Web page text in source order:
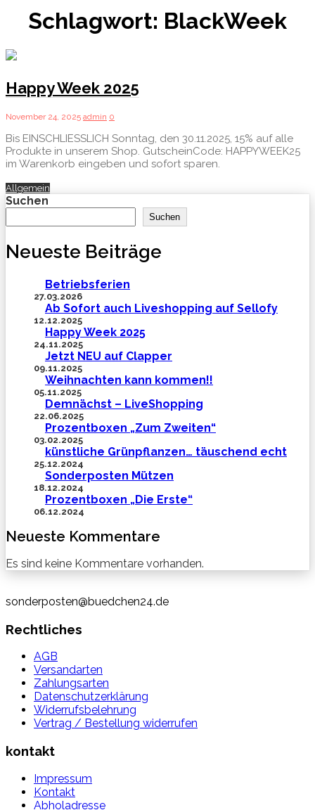
Schlagwort: BlackWeek
Happy Week 2025
November 24, 2025 admin 0
Bis EINSCHLIESSLICH Sonntag, den 30.11.2025, 15% auf alle
Produkte in unserem Shop. GutscheinCode: HAPPYWEEK25
im Warenkorb eingeben und sofort sparen.
Allgemein
Suchen
Suchen
Neueste Beiträge
Betriebsferien
27.03.2026
Ab Sofort auch Liveshopping auf Sellofy
12.12.2025
Happy Week 2025
24.11.2025
Jetzt NEU auf Clapper
09.11.2025
Weihnachten kann kommen!!
05.11.2025
Demnächst – LiveShopping
22.06.2025
Prozentboxen „Zum Zweiten“
03.02.2025
künstliche Grünpflanzen… täuschend echt
25.12.2024
Sonderposten Mützen
18.12.2024
Prozentboxen „Die Erste“
06.12.2024
Neueste Kommentare
Es sind keine Kommentare vorhanden.
sonderposten@buedchen24.de
Rechtliches
AGB
Versandarten
Zahlungsarten
Datenschutzerklärung
Widerrufsbelehrung
Vertrag / Bestellung widerrufen
kontakt
Impressum
Kontakt
Abholadresse